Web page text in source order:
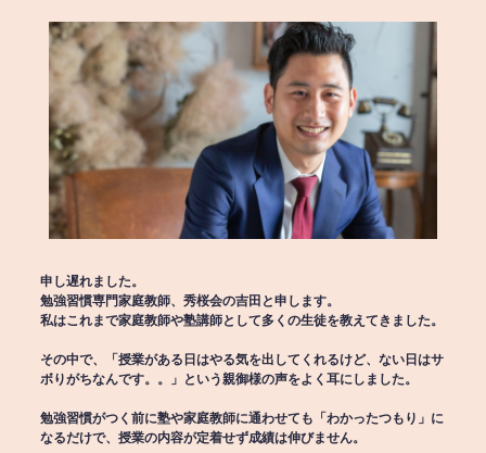
申し遅れました。
勉強習慣専門家庭教師、秀桜会の吉田と申します。
私はこれまで家庭教師や塾講師として多くの生徒を教えてきました。
その中で、「授業がある日はやる気を出してくれるけど、ない日はサ
ボりがちなんです。。」という親御様の声をよく耳にしました。
勉強習慣がつく前に塾や家庭教師に通わせても「わかったつもり」に
なるだけで、授業の内容が定着せず成績は伸びません。